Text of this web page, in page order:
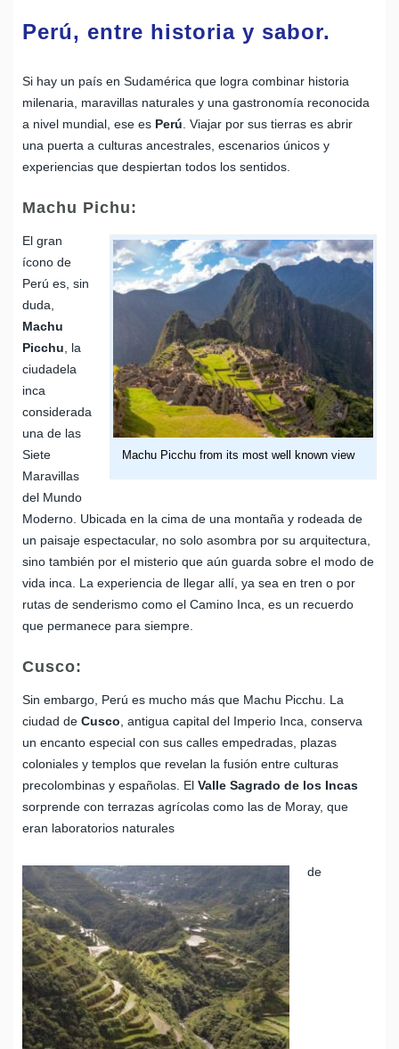
Perú, entre historia y sabor.
Si hay un país en Sudamérica que logra combinar historia
milenaria, maravillas naturales y una gastronomía reconocida
a nivel mundial, ese es Perú . Viajar por sus tierras es abrir
una puerta a culturas ancestrales, escenarios únicos y
experiencias que despiertan todos los sentidos.
Machu Pichu:
Machu Picchu from its most well known view
El gran
ícono de
Perú es, sin
duda,
Machu
Picchu , la
ciudadela
inca
considerada
una de las
Siete
Maravillas
del Mundo
Moderno. Ubicada en la cima de una montaña y rodeada de
un paisaje espectacular, no solo asombra por su arquitectura,
sino también por el misterio que aún guarda sobre el modo de
vida inca. La experiencia de llegar allí, ya sea en tren o por
rutas de senderismo como el Camino Inca, es un recuerdo
que permanece para siempre.
Cusco:
Sin embargo, Perú es mucho más que Machu Picchu. La
ciudad de Cusco , antigua capital del Imperio Inca, conserva
un encanto especial con sus calles empedradas, plazas
coloniales y templos que revelan la fusión entre culturas
precolombinas y españolas. El Valle Sagrado de los Incas
sorprende con terrazas agrícolas como las de Moray, que
eran laboratorios naturales
de